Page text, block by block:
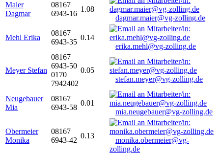
Maier
Dagmar
08167
6943-16
1.08
dagmar.maier@vg-zolling.de
Mehl Erika
08167
6943-35
0.14
erika.mehl@vg-zolling.de
Meyer Stefan
08167
6943-50
0170
7942402
0.05
stefan.meyer@vg-zolling.de
Neugebauer
Mia
08167
6943-58
0.01
mia.neugebauer@vg-zolling.de
Obermeier
Monika
08167
6943-42
0.13
monika.obermeier@vg-
zolling.de